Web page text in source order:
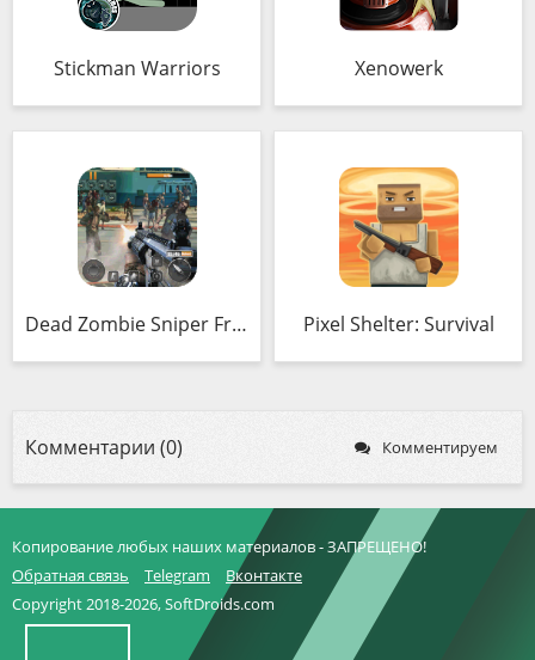
Stickman Warriors Xenowerk
Dead Zombie Sniper Frontier 2018 Pixel Shelter: Survival
Комментарии (0) Комментируем
Копирование любых наших материалов - ЗАПРЕЩЕНО!
Обратная связь
Telegram
Вконтакте
Copyright 2018-2026, SoftDroids.com